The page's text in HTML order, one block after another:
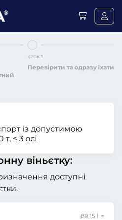
КРОК 3
Перевірити та одразу їхати
із допустимою
≤ 3 осі
віньєтку:
доступні
89,15 l =